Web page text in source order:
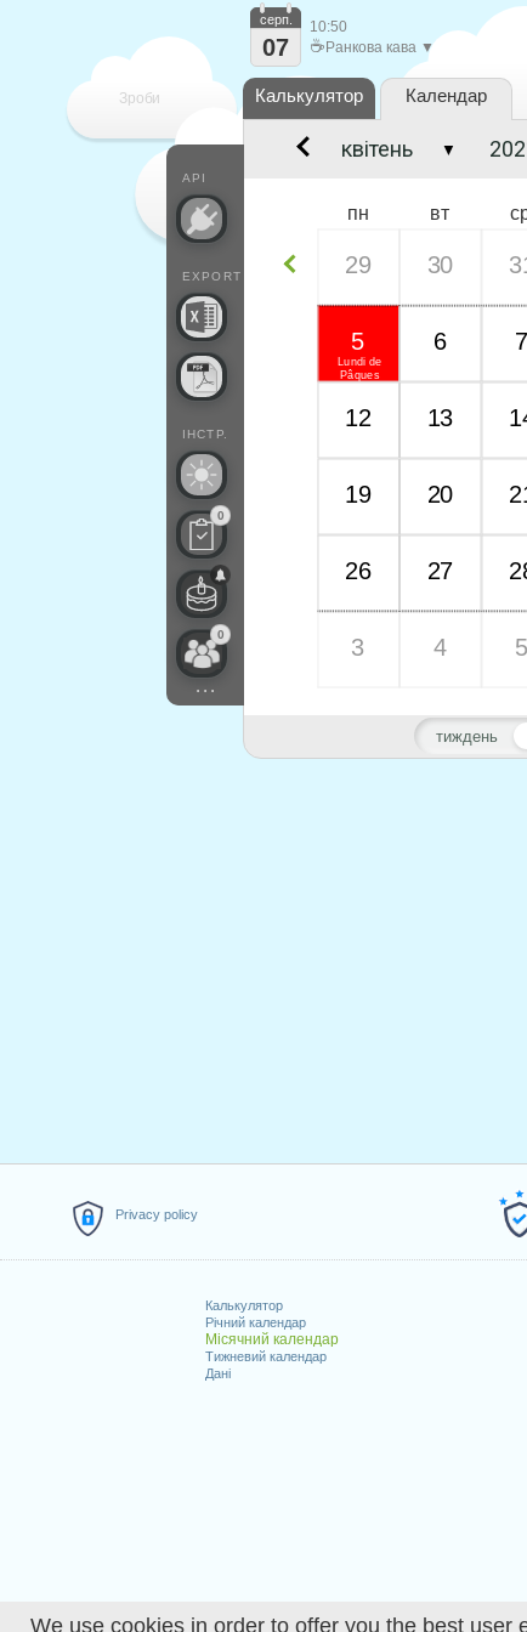
We use cookies in order to offer you the best user
Privacy policy
Калькулятор
Річний календар
Місячний календар
Тижневий календар
Дані
Зроби
API
EXPORT
ІНСТР.
0
0
...
серп.
07
10:50
☕ Ранкова кава ▼
Калькулятор Календар
тиждень
пн вт
29 30
Lundi de
Pâques
5 6 7
12 13
19 20
26 27
3 4 5
▼